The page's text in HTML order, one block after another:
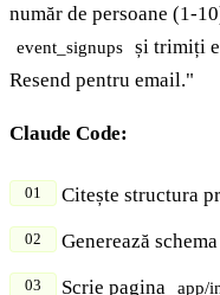
număr de persoane (1-
event_signups și trimiți
Resend pentru email."
Claude Code:
Citește structura
Generează
Scrie pagina app/